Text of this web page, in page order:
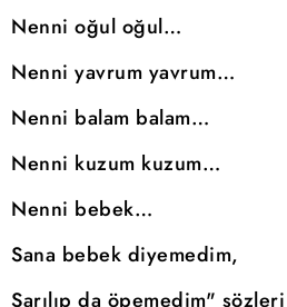
Nenni oğul oğul…
Nenni yavrum yavrum…
Nenni balam balam…
Nenni kuzum kuzum…
Nenni bebek…
Sana bebek diyemedim,
Sarılıp da öpemedim"